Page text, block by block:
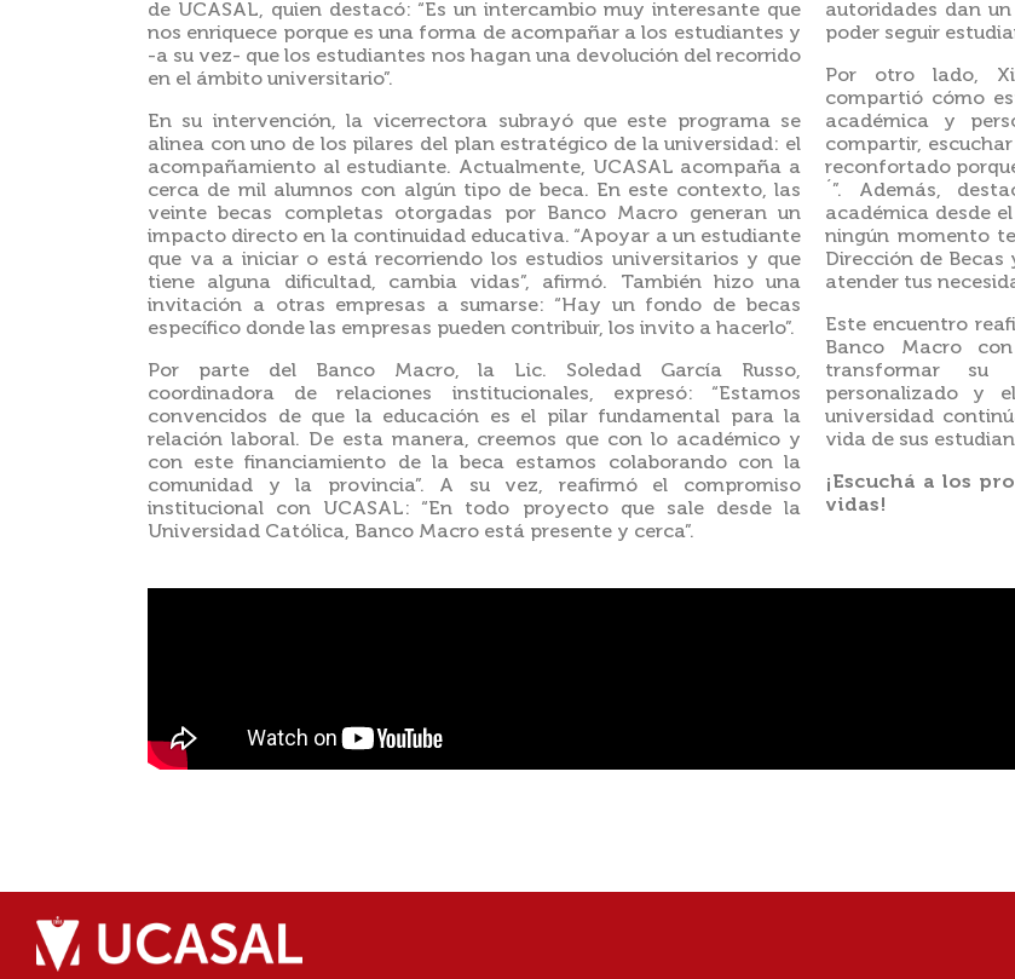
de UCASAL, quien destacó: “Es un intercambio muy interesante que
nos enriquece porque es una forma de acompañar a los estudiantes y
-a su vez- que los estudiantes nos hagan una devolución del recorrido
en el ámbito universitario”.
En su intervención, la vicerrectora subrayó que este programa se
alinea con uno de los pilares del plan estratégico de la universidad: el
acompañamiento al estudiante. Actualmente, UCASAL acompaña a
cerca de mil alumnos con algún tipo de beca. En este contexto, las
veinte becas completas otorgadas por Banco Macro generan un
impacto directo en la continuidad educativa. “Apoyar a un estudiante
que va a iniciar o está recorriendo los estudios universitarios y que
tiene alguna dificultad, cambia vidas”, afirmó. También hizo una
invitación a otras empresas a sumarse: “Hay un fondo de becas
específico donde las empresas pueden contribuir, los invito a hacerlo”.
Por parte del Banco Macro, la Lic. Soledad García Russo,
coordinadora de relaciones institucionales, expresó: “Estamos
convencidos de que la educación es el pilar fundamental para la
relación laboral. De esta manera, creemos que con lo académico y
con este financiamiento de la beca estamos colaborando con la
comunidad y la provincia”. A su vez, reafirmó el compromiso
institucional con UCASAL: “En todo proyecto que sale desde la
Universidad Católica, Banco Macro está presente y cerca”.
autoridades dan
poder seguir
Por otro lado,
compartió cómo
académica y
compartir,
reconfortado
´”. Además,
académica desde
ningún momento
Dirección de
atender tus
Este encuentro
Banco Macro
transformar su
personalizado y
universidad
vida de sus
¡Escuchá a los
vidas!